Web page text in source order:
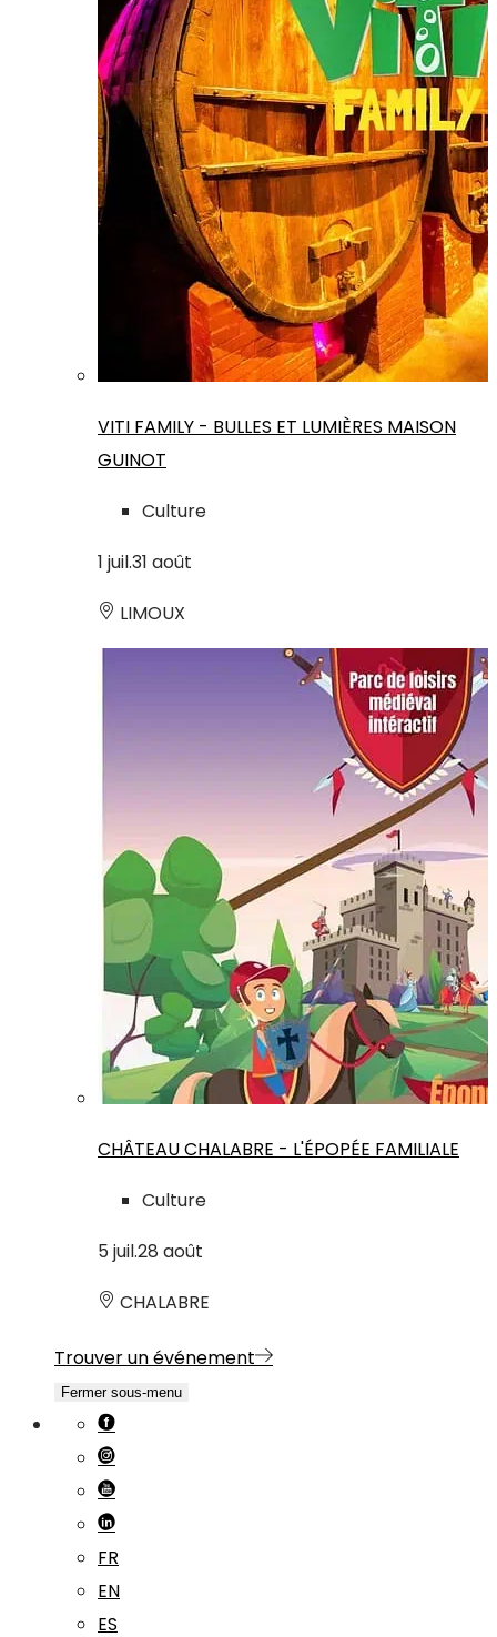
VITI FAMILY - BULLES ET LUMIÈRES MAISON
GUINOT
Culture
1 juil.31 août
LIMOUX
CHÂTEAU CHALABRE - L'ÉPOPÉE FAMILIALE
Culture
5 juil.28 août
CHALABRE
Trouver un événement
Fermer sous-menu
FR
EN
ES